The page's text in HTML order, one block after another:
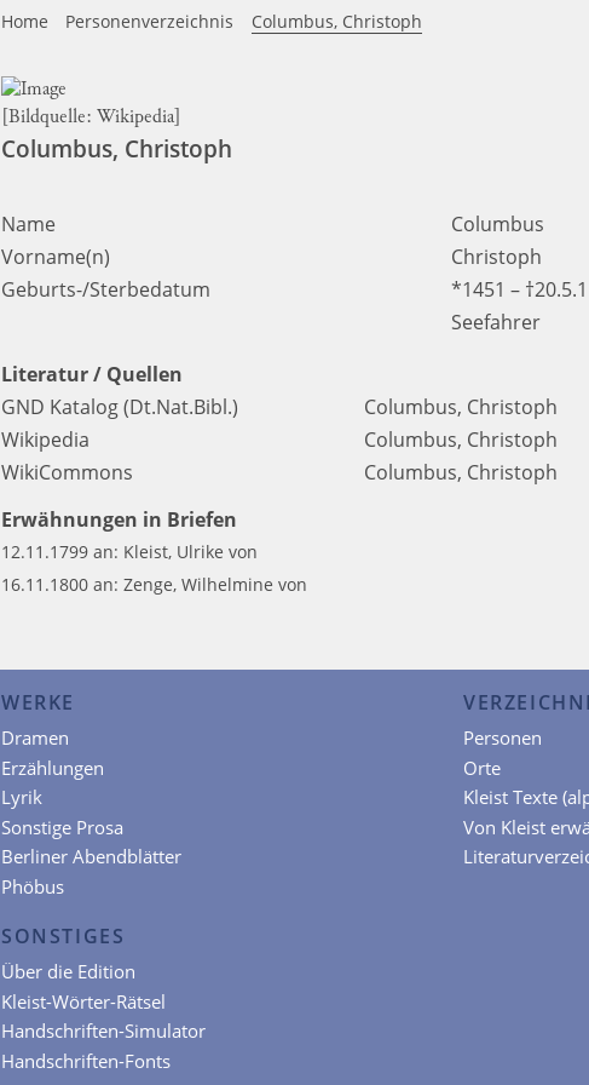
Home Personenverzeichnis Columbus, Christoph
[Bildquelle: Wikipedia
Columbus, Christoph
Name
Columbus
Vorname(n)
Christoph
Geburts-/Sterbedatum
*1451 –
Seefahrer
Literatur / Quellen
GND Katalog (Dt.Nat.Bibl.)
Columbus, Christoph
Wikipedia
Columbus, Christoph
WikiCommons
Columbus, Christoph
Erwähnungen in Briefen
12.11.1799 an: Kleist, Ulrike von
16.11.1800 an: Zenge, Wilhelmine von
WERKE
Dramen
Erzählungen
Lyrik
Sonstige Prosa
Berliner Abendblätter
Phöbus
Personen
Orte
Kleist Texte
Von Kleist
SONSTIGES
Über die Edition
Kleist-Wörter-Rätsel
Handschriften-Simulator
Handschriften-Fonts